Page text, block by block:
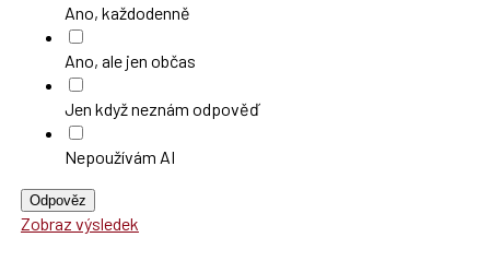
Ano, každodenně
Ano, ale jen občas
Jen když neznám odpověď
Nepoužívám AI
Odpověz
Zobraz výsledek